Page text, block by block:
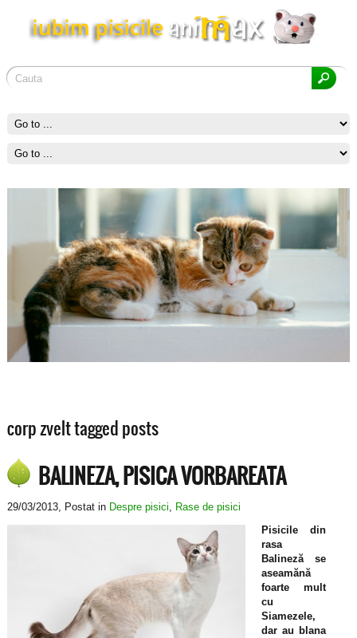
corp zvelt tagged posts
BALINEZA, PISICA VORBAREATA
29/03/2013, Postat in Despre pisici, Rase de pisici
Pisicile din
rasa
Balineză se
aseamănă
foarte mult
cu
Siamezele,
dar au blana